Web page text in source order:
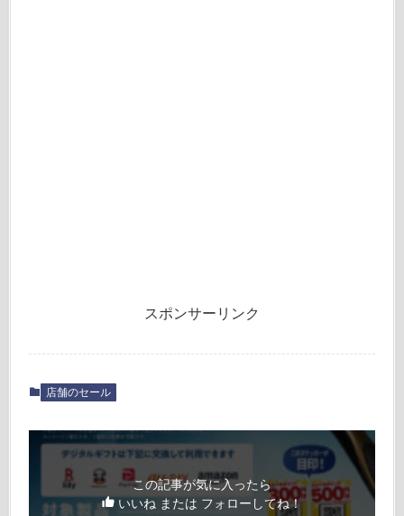
スポンサーリンク
店舗のセール
この記事が気に入ったら
いいね または フォローしてね！